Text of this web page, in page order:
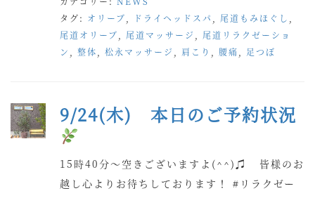
タグ: オリーブ ドライヘッドスパ 尾道もみほぐし
尾道オリーブ
尾道マッサージ
尾道リラクゼーショ
ン
整体 松永マッサージ 肩こり 腰痛 足つぼ
9/24(木) 本日のご予約状況
15時40分〜空きございますよ(^^)♫ 皆様のお
越し心よりお待ちしております！ #リラクゼー